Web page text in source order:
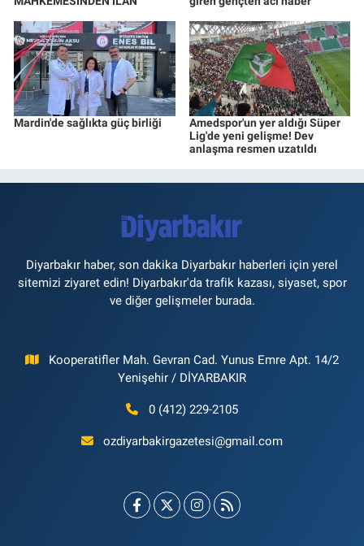
Mardin'de sağlıkta güç birliği
Amedspor'un yer aldığı Süper
Lig'de yeni gelişme! Dev
anlaşma resmen uzatıldı
Diyarbakır haber, son dakika Diyarbakır haberleri için yerel
sitemizi ziyaret edin! Diyarbakır'da trafik kazası, siyaset, spor
ve diğer gelişmeler burada.
Kooperatifler Mah. Gevran Cad. Yunus Emre Apt. 14/2
Yenişehir / DİYARBAKIR
0 (412) 229-2105
ozdiyarbakirgazetesi@gmail.com